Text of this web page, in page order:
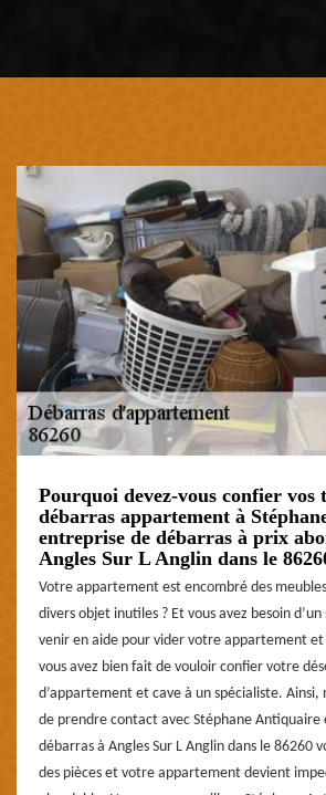
Pourquoi devez-vous confier vos
débarras appartement à
entreprise de débarras à prix
Angles Sur L Anglin dans le
Votre appartement est encombré des
divers objet inutiles ? Et vous avez besoin
venir en aide pour vider votre appartement et
vous avez bien fait de vouloir confier votre
d’appartement et cave à un spécialiste. Ainsi,
de prendre contact avec Stéphane Antiquaire
débarras à Angles Sur L Anglin dans le 86260
des pièces et votre appartement devient